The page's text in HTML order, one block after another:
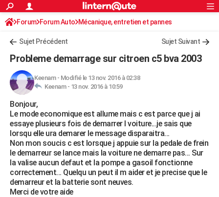
ACTUALITÉS
Politique
Société
Faits Divers
Education
Monde
Villes
+
FINANCE
Retraite
Impôts
Epargne
Immobilier
Risques naturels par ville
Banque
Assurance
Crédit
AUTO
Essais
Réserver un essai
Citadines
Berlines
SUV
Forum auto
+HIGH-TECH
Mobiles
Meilleur smartphone
Internet
Ordinateurs
Jeux vidéo
Guide high-tech
+BRICOLAGE
Forum
Aménagement intérieur
Extérieur
Cuisine
Salle de bains
Jardinage
Rangement
WEEK-END
Guides de France
Escapades
Patrimoine
Expositions
Week-end nature
LIFESTYLE
Art de vivre
Bien-être
Loisirs
ModeModes de vie
SANTE
Rechercher
S'inscrire
Connexion
Forum Forum Auto Mécanique, entretien et pannes
Sujet Précédent Sujet Suivant
Probleme demarrage sur citroen c5 bva 2003
Keenam- Modifié le 13 nov. 2016 à 02:38
Keenam - 13 nov. 2016 à 10:59
Bonjour,
Le mode economique est allume mais c est parce que j ai
essaye plusieurs fois de demarrer l voiture...je sais que
lorsqu elle ura demarer le message disparaitra...
Non mon soucis c est lorsque j appuie sur la pedale de frein
le demarreur se lance mais la voiture ne demarre pas... Sur
la valise aucun defaut et la pompe a gasoil fonctionne
correctement... Quelqu un peut il m aider et je precise que le
demarreur et la batterie sont neuves.
Merci de votre aide